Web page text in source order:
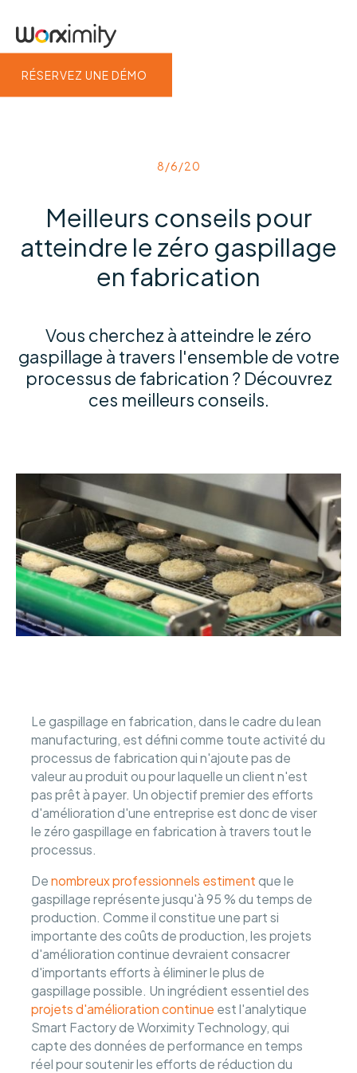
RÉSERVEZ UNE DÉMO
8/6/20
Meilleurs conseils pour
atteindre le zéro gaspillage
en fabrication
Vous cherchez à atteindre le zéro
gaspillage à travers l'ensemble de votre
processus de fabrication ? Découvrez
ces meilleurs conseils.
Le gaspillage en fabrication, dans le cadre du lean
manufacturing, est défini comme toute activité du
processus de fabrication qui n'ajoute pas de
valeur au produit ou pour laquelle un client n'est
pas prêt à payer. Un objectif premier des efforts
d'amélioration d'une entreprise est donc de viser
le zéro gaspillage en fabrication à travers tout le
processus.
Denombreux professionnels estiment que le
gaspillage représente jusqu'à 95 % du temps de
production. Comme il constitue une part si
importante des coûts de production, les projets
d'amélioration continue devraient consacrer
d'importants efforts à éliminer le plus de
gaspillage possible. Un ingrédient essentiel des
projets d'amélioration continue est l'analytique
Smart Factory de Worximity Technology, qui
capte des données de performance en temps
réel pour soutenir les efforts de réduction du